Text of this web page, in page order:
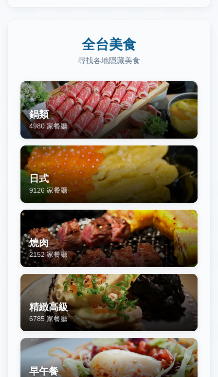
全台美食
尋找各地隱藏美食
鍋類
4980家餐廳
日式
9126家餐廳
燒肉
2152家餐廳
精緻高級
6785家餐廳
早午餐